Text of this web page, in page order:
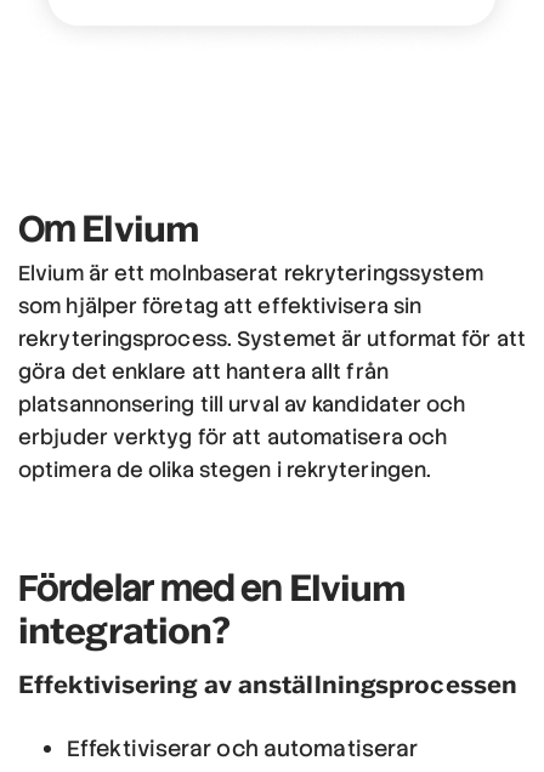
OmElvium
Elvium är ett molnbaserat rekryteringssystem
som hjälper företag att effektivisera sin
rekryteringsprocess. Systemet är utformat för att
göra det enklare att hantera allt från
platsannonsering till urval av kandidater och
erbjuder verktyg för att automatisera och
optimera de olika stegen i rekryteringen.
Fördelar med en Elvium
integration?
Effektivisering av anställningsprocessen
Effektiviserar och automatiserar